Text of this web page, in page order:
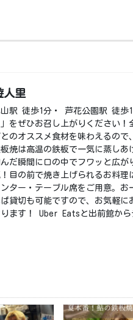
人里
駅 徒歩1分・ 芦花公園駅 徒歩
をぜひお召し上がりください
のオススメ食材を味わえるので
焼は高温の鉄板で一気に蒸しあ
だ瞬間に口の中でフワッと広
目の前で焼き上げられるお料理
ター・テーブル席をご用意。お
貸切も可能ですので、お気軽に
ります！ Uber Eatsと出前館か